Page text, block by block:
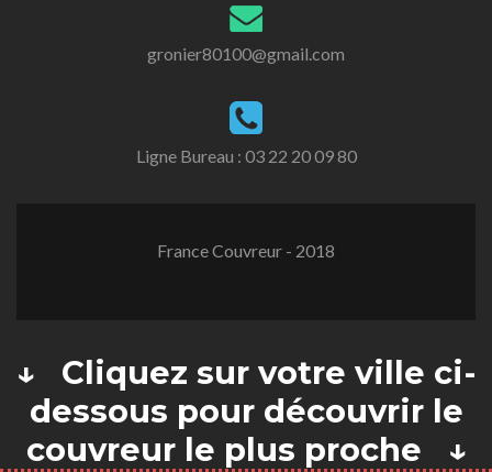
gronier80100@gmail.com
Ligne Bureau : 03 22 20 09 80
France Couvreur - 2018
↓ Cliquez sur votre ville ci-
dessous pour découvrir le
couvreur le plus proche ↓